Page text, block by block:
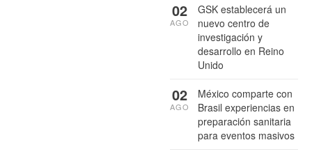
GSK establecerá un
nuevo centro de
investigación y
desarrollo en Reino
Unido
02
AGO
México comparte con
Brasil experiencias en
preparación sanitaria
para eventos masivos
02
AGO